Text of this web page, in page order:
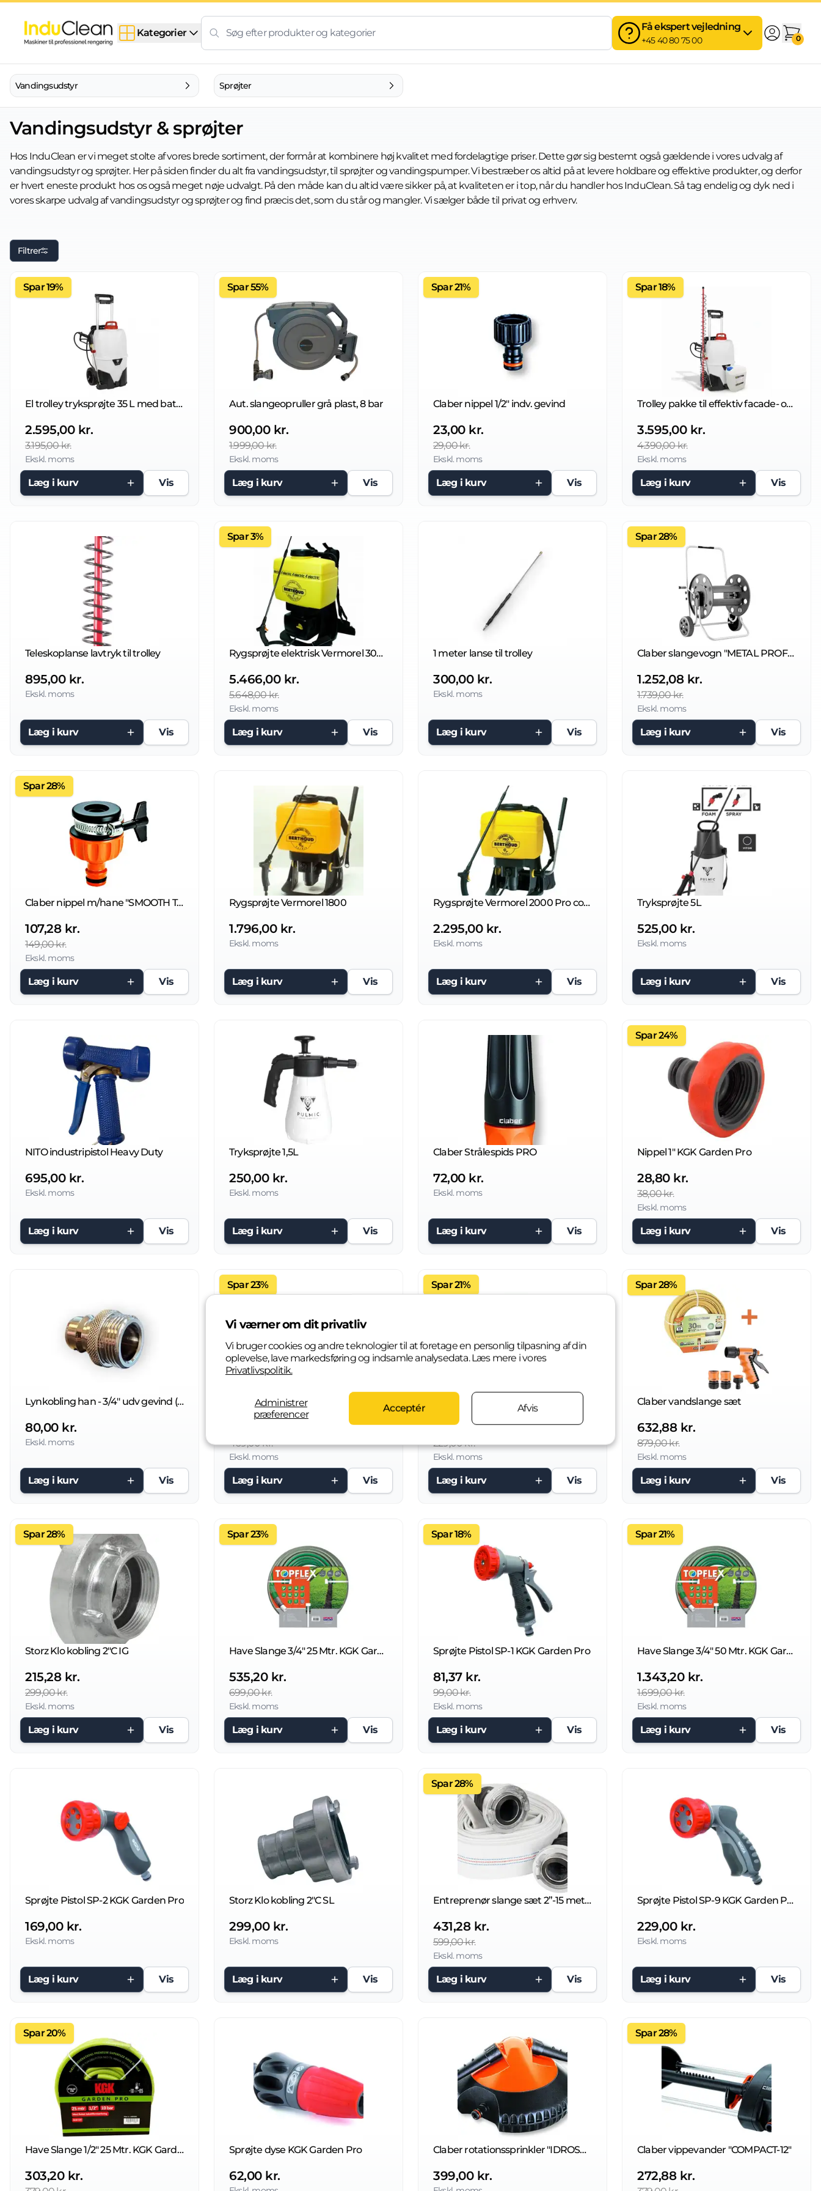
Vi værner om dit privatliv
Vi bruger cookies og andre teknologier til at foretage en personlig tilpasning af din
oplevelse, lave markedsføring og indsamle analysedata. Læs mere i vores
Privatlivspolitik.
Administrer
præferencer
Acceptér Afvis
Skip to content
Kategorier
Få ekspert vejledning
+45 40 80 75 00 0
Vandingsudstyr Sprøjter
Vandingsudstyr & sprøjter
Hos InduClean er vi meget stolte af vores brede sortiment, der formår at kombinere høj kvalitet med fordelagtige priser. Dette gør sig bestemt også gældende i vores udvalg af
vandingsudstyr og sprøjter. Her på siden finder du alt fra vandingsudstyr, til sprøjter og vandingspumper. Vi bestræber os altid på at levere holdbare og effektive produkter, og derfor
er hvert eneste produkt hos os også meget nøje udvalgt. På den måde kan du altid være sikker på, at kvaliteten er i top, når du handler hos InduClean. Så tag endelig og dyk ned i
vores skarpe udvalg af vandingsudstyr og sprøjter og find præcis det, som du står og mangler. Vi sælger både til privat og erhverv.
Filtrer
Spar 19%
El trolley tryksprøjte 35 L med batteri & Auto-Clean
2.595,00 kr.
3.195,00 kr.
Ekskl. moms
Læg i kurv Vis
Spar 55%
Aut. slangeopruller grå plast, 8 bar
900,00 kr.
1.999,00 kr.
Ekskl. moms
Læg i kurv Vis
Spar 21%
Claber nippel 1/2" indv. gevind
23,00 kr.
29,00 kr.
Ekskl. moms
Læg i kurv Vis
Spar 18%
Trolley pakke til effektiv facade- og fliserens
3.595,00 kr.
4.390,00 kr.
Ekskl. moms
Læg i kurv Vis
Teleskoplanse lavtryk til trolley
895,00 kr.
Ekskl. moms
Læg i kurv Vis
Spar 3%
Rygsprøjte elektrisk Vermorel 3000 Comfort
5.466,00 kr.
5.648,00 kr.
Ekskl. moms
Læg i kurv Vis
1 meter lanse til trolley
300,00 kr.
Ekskl. moms
Læg i kurv Vis
Spar 28%
Claber slangevogn "METAL PROFY"
1.252,08 kr.
1.739,00 kr.
Ekskl. moms
Læg i kurv Vis
Spar 28%
Claber nippel m/hane "SMOOTH TAP"
107,28 kr.
149,00 kr.
Ekskl. moms
Læg i kurv Vis
Rygsprøjte Vermorel 1800
1.796,00 kr.
Ekskl. moms
Læg i kurv Vis
Rygsprøjte Vermorel 2000 Pro comfort
2.295,00 kr.
Ekskl. moms
Læg i kurv Vis
Tryksprøjte 5L
525,00 kr.
Ekskl. moms
Læg i kurv Vis
NITO industripistol Heavy Duty
695,00 kr.
Ekskl. moms
Læg i kurv Vis
Tryksprøjte 1,5L
250,00 kr.
Ekskl. moms
Læg i kurv Vis
Claber Strålespids PRO
72,00 kr.
Ekskl. moms
Læg i kurv Vis
Spar 24%
Nippel 1" KGK Garden Pro
28,80 kr.
38,00 kr.
Ekskl. moms
Læg i kurv Vis
Lynkobling han - 3/4'' udv gevind (Lavtryk)
80,00 kr.
Ekskl. moms
Læg i kurv Vis
Spar 23%
469,00 kr.
Ekskl. moms
Læg i kurv Vis
Spar 21%
180,00 kr.
229,00 kr.
Ekskl. moms
Læg i kurv Vis
Spar 28%
Claber vandslange sæt
632,88 kr.
879,00 kr.
Ekskl. moms
Læg i kurv Vis
Spar 28%
Storz Klo kobling 2"C IG
215,28 kr.
299,00 kr.
Ekskl. moms
Læg i kurv Vis
Spar 23%
Have Slange 3/4" 25 Mtr. KGK Garden Pro
535,20 kr.
699,00 kr.
Ekskl. moms
Læg i kurv Vis
Spar 18%
Sprøjte Pistol SP-1 KGK Garden Pro
81,37 kr.
99,00 kr.
Ekskl. moms
Læg i kurv Vis
Spar 21%
Have Slange 3/4" 50 Mtr. KGK Garden Pro
1.343,20 kr.
1.699,00 kr.
Ekskl. moms
Læg i kurv Vis
Sprøjte Pistol SP-2 KGK Garden Pro
169,00 kr.
Ekskl. moms
Læg i kurv Vis
Storz Klo kobling 2"C SL
299,00 kr.
Ekskl. moms
Læg i kurv Vis
Spar 28%
Entreprenør slange sæt 2”-15 meter med storz koblinger
431,28 kr.
599,00 kr.
Ekskl. moms
Læg i kurv Vis
Sprøjte Pistol SP-9 KGK Garden Pro
229,00 kr.
Ekskl. moms
Læg i kurv Vis
Spar 20%
Have Slange 1/2" 25 Mtr. KGK Garden Pro
303,20 kr.
Sprøjte dyse KGK Garden Pro
62,00 kr.
Claber rotationssprinkler "IDROSPRAY"
399,00 kr.
Spar 28%
Claber vippevander "COMPACT-12"
272,88 kr.